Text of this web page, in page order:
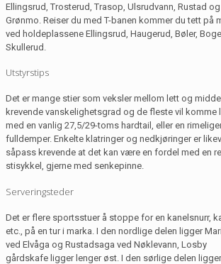
Ellingsrud, Trosterud, Trasop, Ulsrudvann, Rustad og
Grønmo. Reiser du med T-banen kommer du tett på
ved holdeplassene Ellingsrud, Haugerud, Bøler,
Skullerud.
Utstyrstips
Det er mange stier som veksler mellom lett og
krevende vanskelighetsgrad og de fleste vil komme
med en vanlig 27,5/29-toms hardtail, eller en
fulldemper. Enkelte klatringer og nedkjøringer er
såpass krevende at det kan være en fordel med en
stisykkel, gjerne med senkepinne.
Serveringsteder
Det er flere sportsstuer å stoppe for en kanelsnurr,
etc., på en tur i marka. I den nordlige delen ligger
ved Elvåga og Rustadsaga ved Nøklevann, Losby
gårdskafe ligger lenger øst. I den sørlige delen ligger